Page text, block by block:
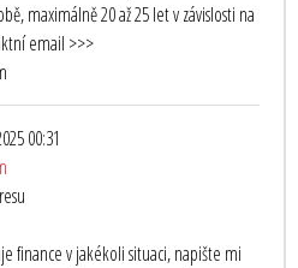
maximálně 20 až 25 let v závislosti na
email >>>
00:31
finance v jakékoli situaci, napište mi